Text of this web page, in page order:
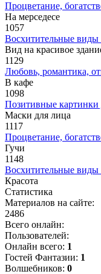
Процветание,
На мерседесе
1057
Восхитительные виды
Вид на красивое
1129
Любовь, романтика,
В кафе
1098
Позитивные картинки
Маски для лица
1117
Процветание,
Гучи
1148
Восхитительные виды
Красота
Статистика
Материалов на сайте:
2486
Всего онлайн:
Пользователей:
Онлайн всего: 1
Гостей Фантазии: 1
Волшебников: 0